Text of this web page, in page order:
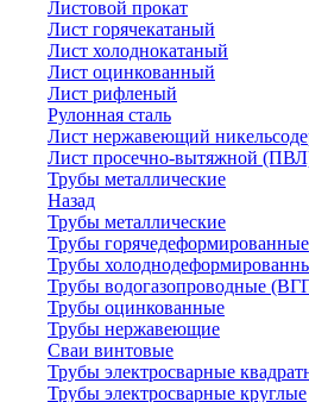
Листовой прокат
Лист горячекатаный
Лист холоднокатаный
Лист оцинкованный
Лист рифленый
Рулонная сталь
Лист нержавеющий
Лист просечно-вытяжной
Трубы металлические
Назад
Трубы металлические
Трубы горячедеформированные
Трубы
Трубы водогазопроводные
Трубы оцинкованные
Трубы нержавеющие
Сваи винтовые
Трубы электросварные
Трубы электросварные круглые